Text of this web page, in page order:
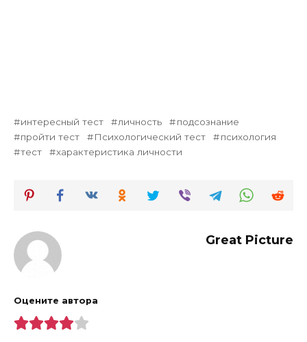
интересный тест личность
подсознание
пройти тест
Психологический тест
психология
тест
характеристика личности
Great Picture
Оцените автора